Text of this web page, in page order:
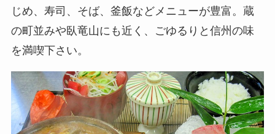
じめ、寿司、そば、釜飯などメニューが豊富。蔵
の町並みや臥竜山にも近く、ごゆるりと信州の味
を満喫下さい。